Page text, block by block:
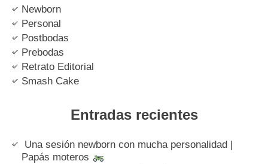
Newborn
Personal
Postbodas
Prebodas
Retrato Editorial
Smash Cake
Entradas recientes
Una sesión newborn con mucha personalidad |
Papás moteros